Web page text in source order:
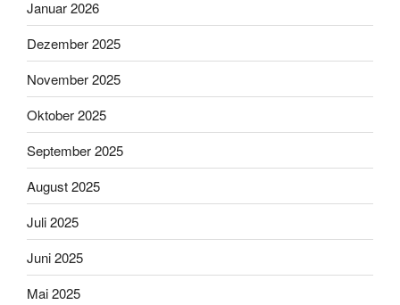
Januar 2026
Dezember 2025
November 2025
Oktober 2025
September 2025
August 2025
Juli 2025
Juni 2025
Mai 2025